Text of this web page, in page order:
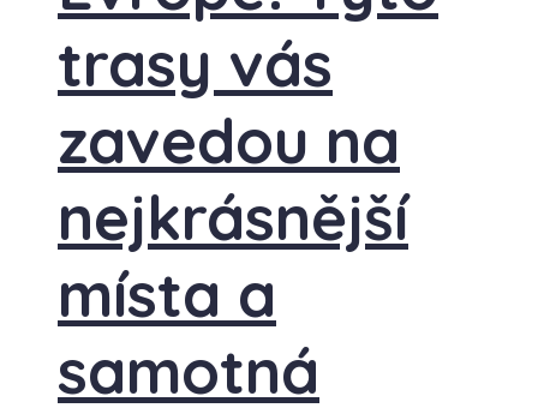
trasy vás
zavedou na
nejkrásnější
místa a
samotná